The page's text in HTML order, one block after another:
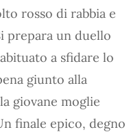
rosso di rabbia e
prepara un duello
a sfidare lo
giunto alla
giovane moglie
finale epico, degno